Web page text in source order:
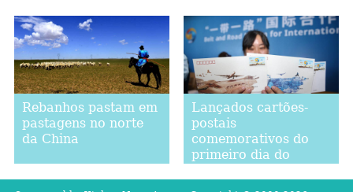
Rebanhos pastam em
pastagens no norte
da China
Lançados cartões-
postais
comemorativos do
primeiro dia do